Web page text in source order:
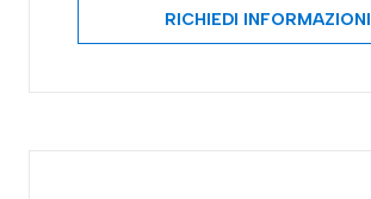
RICHIEDI INFORMAZIONI